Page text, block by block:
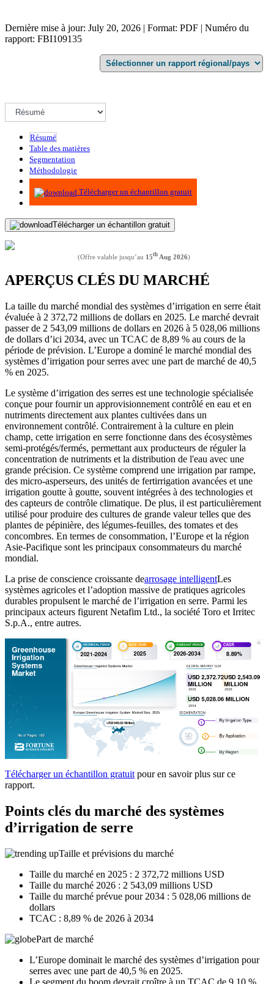
Dernière mise à jour: July 20, 2026 | Format: PDF | Numéro du
rapport: FBI109135
Résumé
Table des matières
Segmentation
Méthodologie
Infographie
Télécharger un échantillon gratuit
Télécharger un échantillon gratuit
(Offre valable jusqu’au 15th Aug 2026)
APERÇUS CLÉS DU MARCHÉ
La taille du marché mondial des systèmes d’irrigation en serre était
évaluée à 2 372,72 millions de dollars en 2025. Le marché devrait
passer de 2 543,09 millions de dollars en 2026 à 5 028,06 millions
de dollars d’ici 2034, avec un TCAC de 8,89 % au cours de la
période de prévision. L’Europe a dominé le marché mondial des
systèmes d’irrigation pour serres avec une part de marché de 40,5
% en 2025.
Le système d’irrigation des serres est une technologie spécialisée
conçue pour fournir un approvisionnement contrôlé en eau et en
nutriments directement aux plantes cultivées dans un
environnement contrôlé. Contrairement à la culture en plein
champ, cette irrigation en serre fonctionne dans des écosystèmes
semi-protégés/fermés, permettant aux producteurs de réguler la
concentration de nutriments et la distribution de l'eau avec une
grande précision. Ce système comprend une irrigation par rampe,
des micro-asperseurs, des unités de fertirrigation avancées et une
irrigation goutte à goutte, souvent intégrées à des technologies et
des capteurs de contrôle climatique. De plus, il est particulièrement
utilisé pour produire des cultures de grande valeur telles que des
plantes de pépinière, des légumes-feuilles, des tomates et des
concombres. En termes de consommation, l’Europe et la région
Asie-Pacifique sont les principaux consommateurs du marché
mondial.
La prise de conscience croissante dearrosage intelligentLes
systèmes agricoles et l’adoption massive de pratiques agricoles
durables propulsent le marché de l’irrigation en serre. Parmi les
principaux acteurs figurent Netafim Ltd., la société Toro et Irritec
S.p.A., entre autres.
Télécharger un échantillon gratuit pour en savoir plus sur ce
rapport.
Points clés du marché des systèmes
d’irrigation de serre
Taille et prévisions du marché
Taille du marché en 2025 : 2 372,72 millions USD
Taille du marché 2026 : 2 543,09 millions USD
Taille du marché prévue pour 2034 : 5 028,06 millions de
dollars
TCAC : 8,89 % de 2026 à 2034
Part de marché
L’Europe dominait le marché des systèmes d’irrigation pour
serres avec une part de 40,5 % en 2025.
Le segment du boom devrait croître à un TCAC de 9,10 %